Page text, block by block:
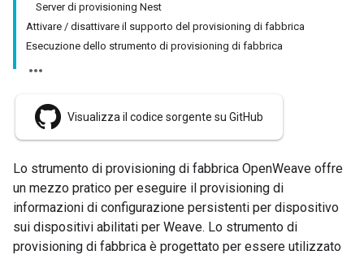
Server di provisioning Nest
Attivare / disattivare il supporto del provisioning di fabbrica
Esecuzione dello strumento di provisioning di fabbrica
Visualizza il codice sorgente su GitHub
Lo strumento di provisioning di fabbrica OpenWeave offre
un mezzo pratico per eseguire il provisioning di
informazioni di configurazione persistenti per dispositivo
sui dispositivi abilitati per Weave. Lo strumento di
provisioning di fabbrica è progettato per essere utilizzato